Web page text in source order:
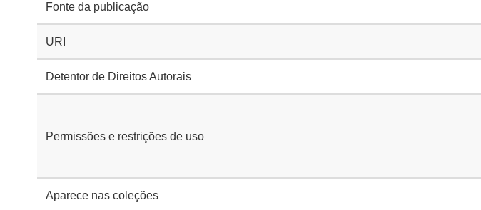
Fonte da publicação
URI
Detentor de Direitos Autorais
Permissões e restrições de uso
Aparece nas coleções